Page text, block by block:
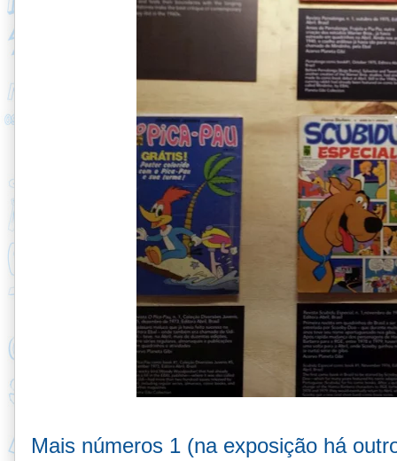
Mais números 1 (na exposição há